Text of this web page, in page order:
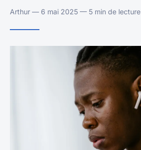
Arthur — 6 mai 2025 — 5 min de lecture